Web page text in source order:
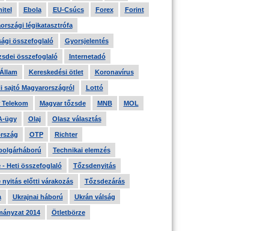
Ebola EU-Csúcs Forex Forint
légikatasztrófa
összefoglaló Gyorsjelentés
összefoglaló Internetadó
Kereskedési ötlet Koronavírus
sajtó Magyarországról Lottó
Telekom Magyar tőzsde MNB MOL
ügy Olaj Olasz választás
OTP Richter
Technikai elemzés
- Heti összefoglaló Tőzsdenyitás
nyitás előtti várakozás Tőzsdezárás
Ukrajnai háború Ukrán válság
2014 Ötletbörze